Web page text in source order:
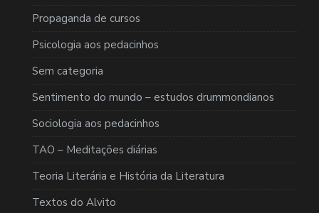
Propaganda de cursos
Psicologia aos pedacinhos
Sem categoria
Sentimento do mundo – estudos drummondianos
Sociologia aos pedacinhos
TAO – Meditações diárias
Teoria Literária e História da Literatura
Textos do Alvito